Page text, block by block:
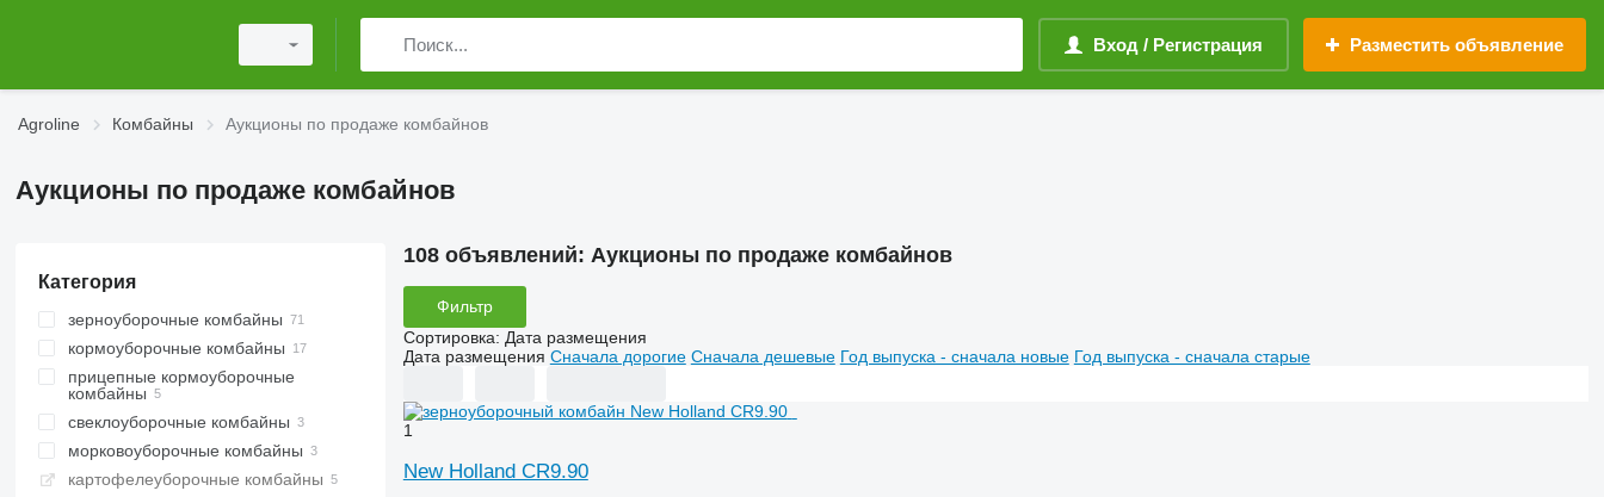
Вход / Регистрация Разместить объявление
Agroline Комбайны Аукционы по продаже комбайнов
Аукционы по продаже комбайнов
Категория
зерноуборочные комбайны
кормоуборочные комбайны
прицепные кормоуборочные
комбайны
свеклоуборочные комбайны
морковоуборочные комбайны
картофелеуборочные комбайны
108 объявлений: Аукционы по продаже комбайнов
Фильтр
Сортировка: Дата размещения
Дата размещения Сначала дорогие Сначала дешевые Год выпуска - сначала новые Год выпуска - сначала старые
1
New Holland CR9.90